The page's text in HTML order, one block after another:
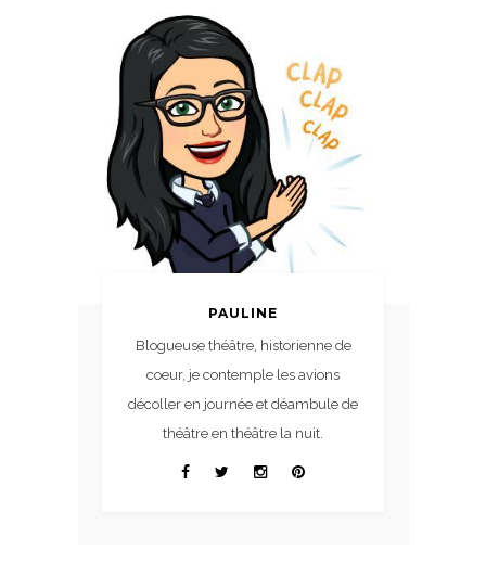
PAULINE
Blogueuse théâtre, historienne de
coeur, je contemple les avions
décoller en journée et déambule de
théâtre en théâtre la nuit.